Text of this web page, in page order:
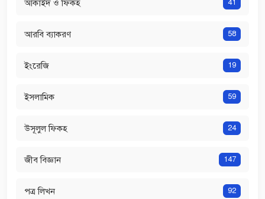
আকাইদ ও ফিকহ 41
আরবি ব্যাকরণ 58
ইংরেজি 19
ইসলামিক 59
উসূলুল ফিকহ 24
জীব বিজ্ঞান 147
পত্র লিখন 92